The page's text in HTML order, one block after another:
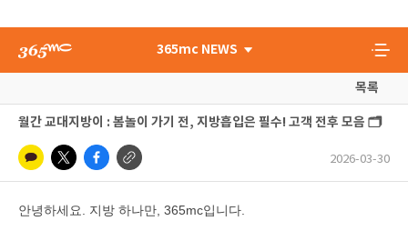
365mc NEWS
목록
월간 교대지방이 : 봄놀이 가기 전, 지방흡입은 필수! 고객 전후 모음 🗂️
2026-03-30
안녕하세요. 지방 하나만, 365mc입니다.